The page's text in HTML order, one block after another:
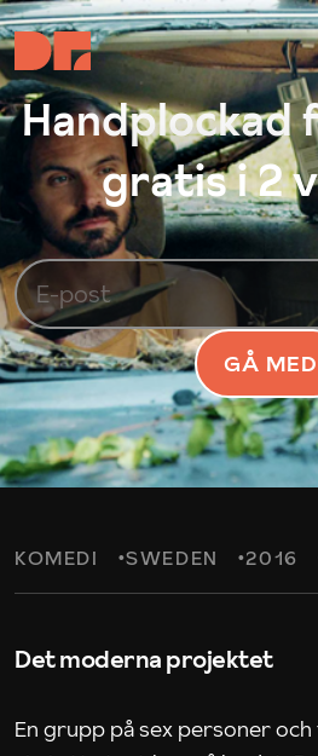
Handplockad
gratis i 2
GÅ MED
KOMEDI SWEDEN 2016
Det moderna projektet
En grupp på sex personer